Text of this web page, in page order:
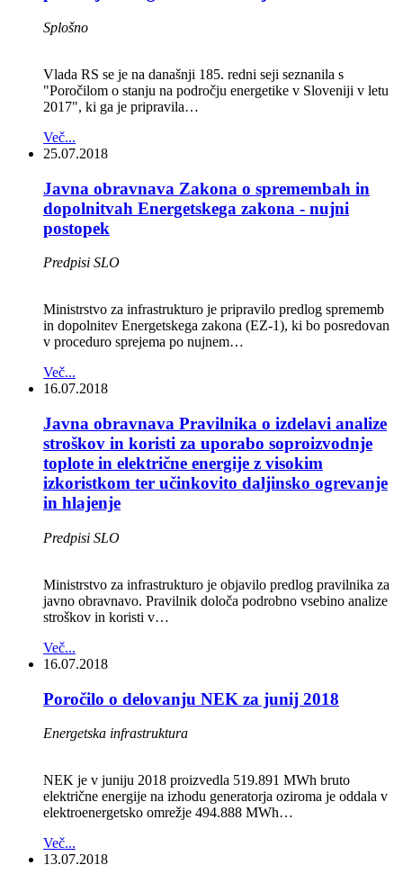
Splošno
Vlada RS se je na današnji 185. redni seji seznanila s
"Poročilom o stanju na področju energetike v Sloveniji v letu
2017", ki ga je pripravila…
Več...
25.07.2018
Javna obravnava Zakona o spremembah in
dopolnitvah Energetskega zakona - nujni
postopek
Predpisi SLO
Ministrstvo za infrastrukturo je pripravilo predlog sprememb
in dopolnitev Energetskega zakona (EZ-1), ki bo posredovan
v proceduro sprejema po nujnem…
Več...
16.07.2018
Javna obravnava Pravilnika o izdelavi analize
stroškov in koristi za uporabo soproizvodnje
toplote in električne energije z visokim
izkoristkom ter učinkovito daljinsko ogrevanje
in hlajenje
Predpisi SLO
Ministrstvo za infrastrukturo je objavilo predlog pravilnika za
javno obravnavo. Pravilnik določa podrobno vsebino analize
stroškov in koristi v…
Več...
16.07.2018
Poročilo o delovanju NEK za junij 2018
Energetska infrastruktura
NEK je v juniju 2018 proizvedla 519.891 MWh bruto
električne energije na izhodu generatorja oziroma je oddala v
elektroenergetsko omrežje 494.888 MWh…
Več...
13.07.2018